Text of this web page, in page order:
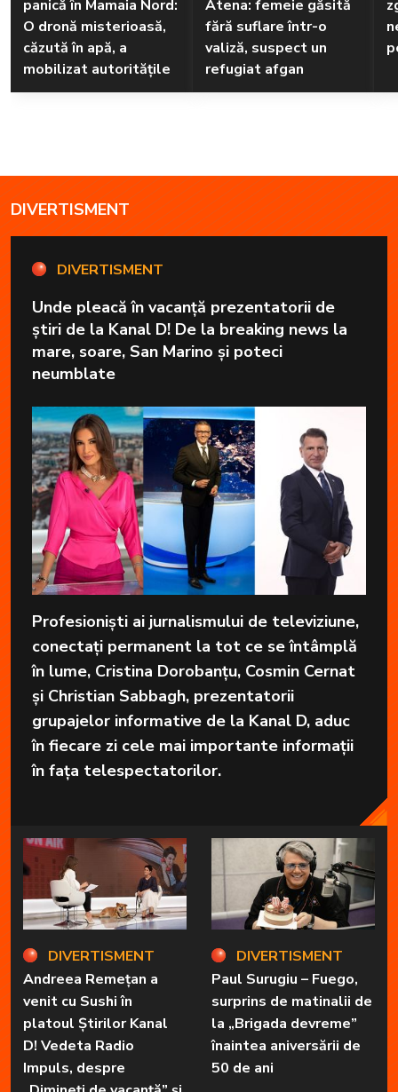
panică în Mamaia Nord:
O dronă misterioasă,
căzută în apă, a
mobilizat autoritățile
Atena: femeie găsită
fără suflare într-o
valiză, suspect un
refugiat afgan
DIVERTISMENT
DIVERTISMENT
Unde pleacă în vacanță prezentatorii de
știri de la Kanal D! De la breaking news la
mare, soare, San Marino și poteci
neumblate
Profesioniști ai jurnalismului de televiziune,
conectați permanent la tot ce se întâmplă
în lume, Cristina Dorobanțu, Cosmin Cernat
și Christian Sabbagh, prezentatorii
grupajelor informative de la Kanal D, aduc
în fiecare zi cele mai importante informații
în fața telespectatorilor.
DIVERTISMENT
Andreea Remețan a
venit cu Sushi în
platoul Știrilor Kanal
D! Vedeta Radio
Impuls, despre
DIVERTISMENT
Paul Surugiu – Fuego,
surprins de matinalii de
la „Brigada devreme”
înaintea aniversării de
50 de ani